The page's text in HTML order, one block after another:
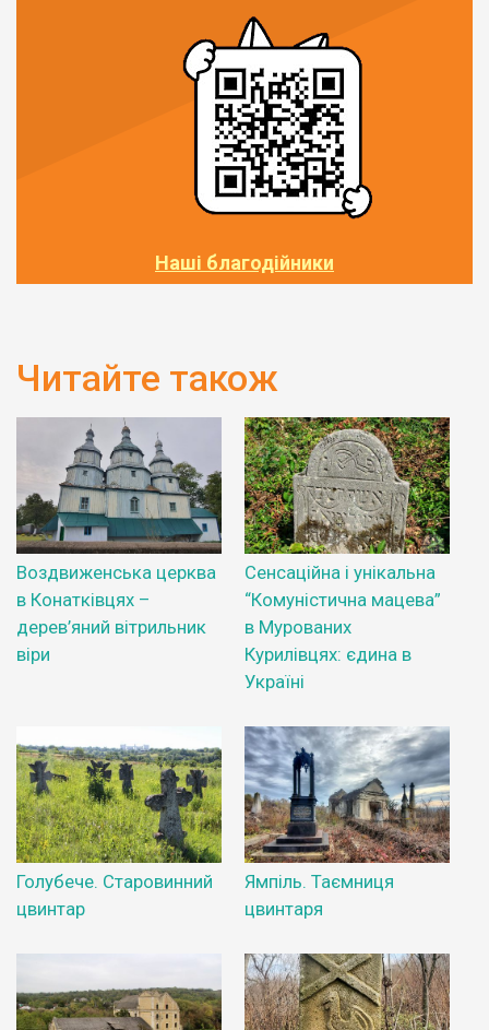
Наші благодійники
Читайте також
Воздвиженська церква
в Конатківцях –
дерев’яний вітрильник
віри
Сенсаційна і унікальна
“Комуністична мацева”
в Мурованих
Курилівцях: єдина в
Україні
Голубече. Старовинний
цвинтар
Ямпіль. Таємниця
цвинтаря